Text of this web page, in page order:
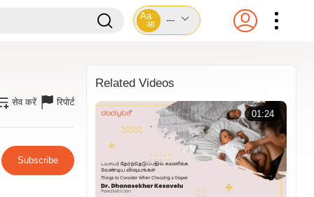
Aa
आ
---
सेव करें रिपोर्ट
Subscribe
Related Videos
01:24